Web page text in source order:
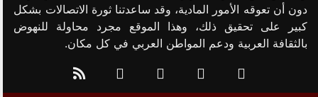
دون أن تعوقه الأمور المادية، وقد ساعدتنا ثورة الاتصالات بشكل
كبير على تحقيق ذلك، وهذا الموقع مجرد محاولة للنهوض
بالثقافة العربية ودعم المواطن العربي في كل مكان.